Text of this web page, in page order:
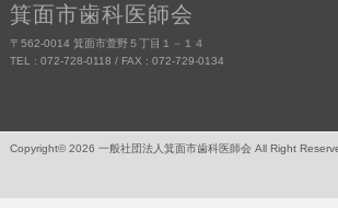
箕面市歯科医師会
〒562-0014 箕面市萱野５丁目１－１４
TEL : 072-728-0118 / FAX : 072-729-0134
Copyright© 2026 一般社団法人箕面市歯科医師会 All Right